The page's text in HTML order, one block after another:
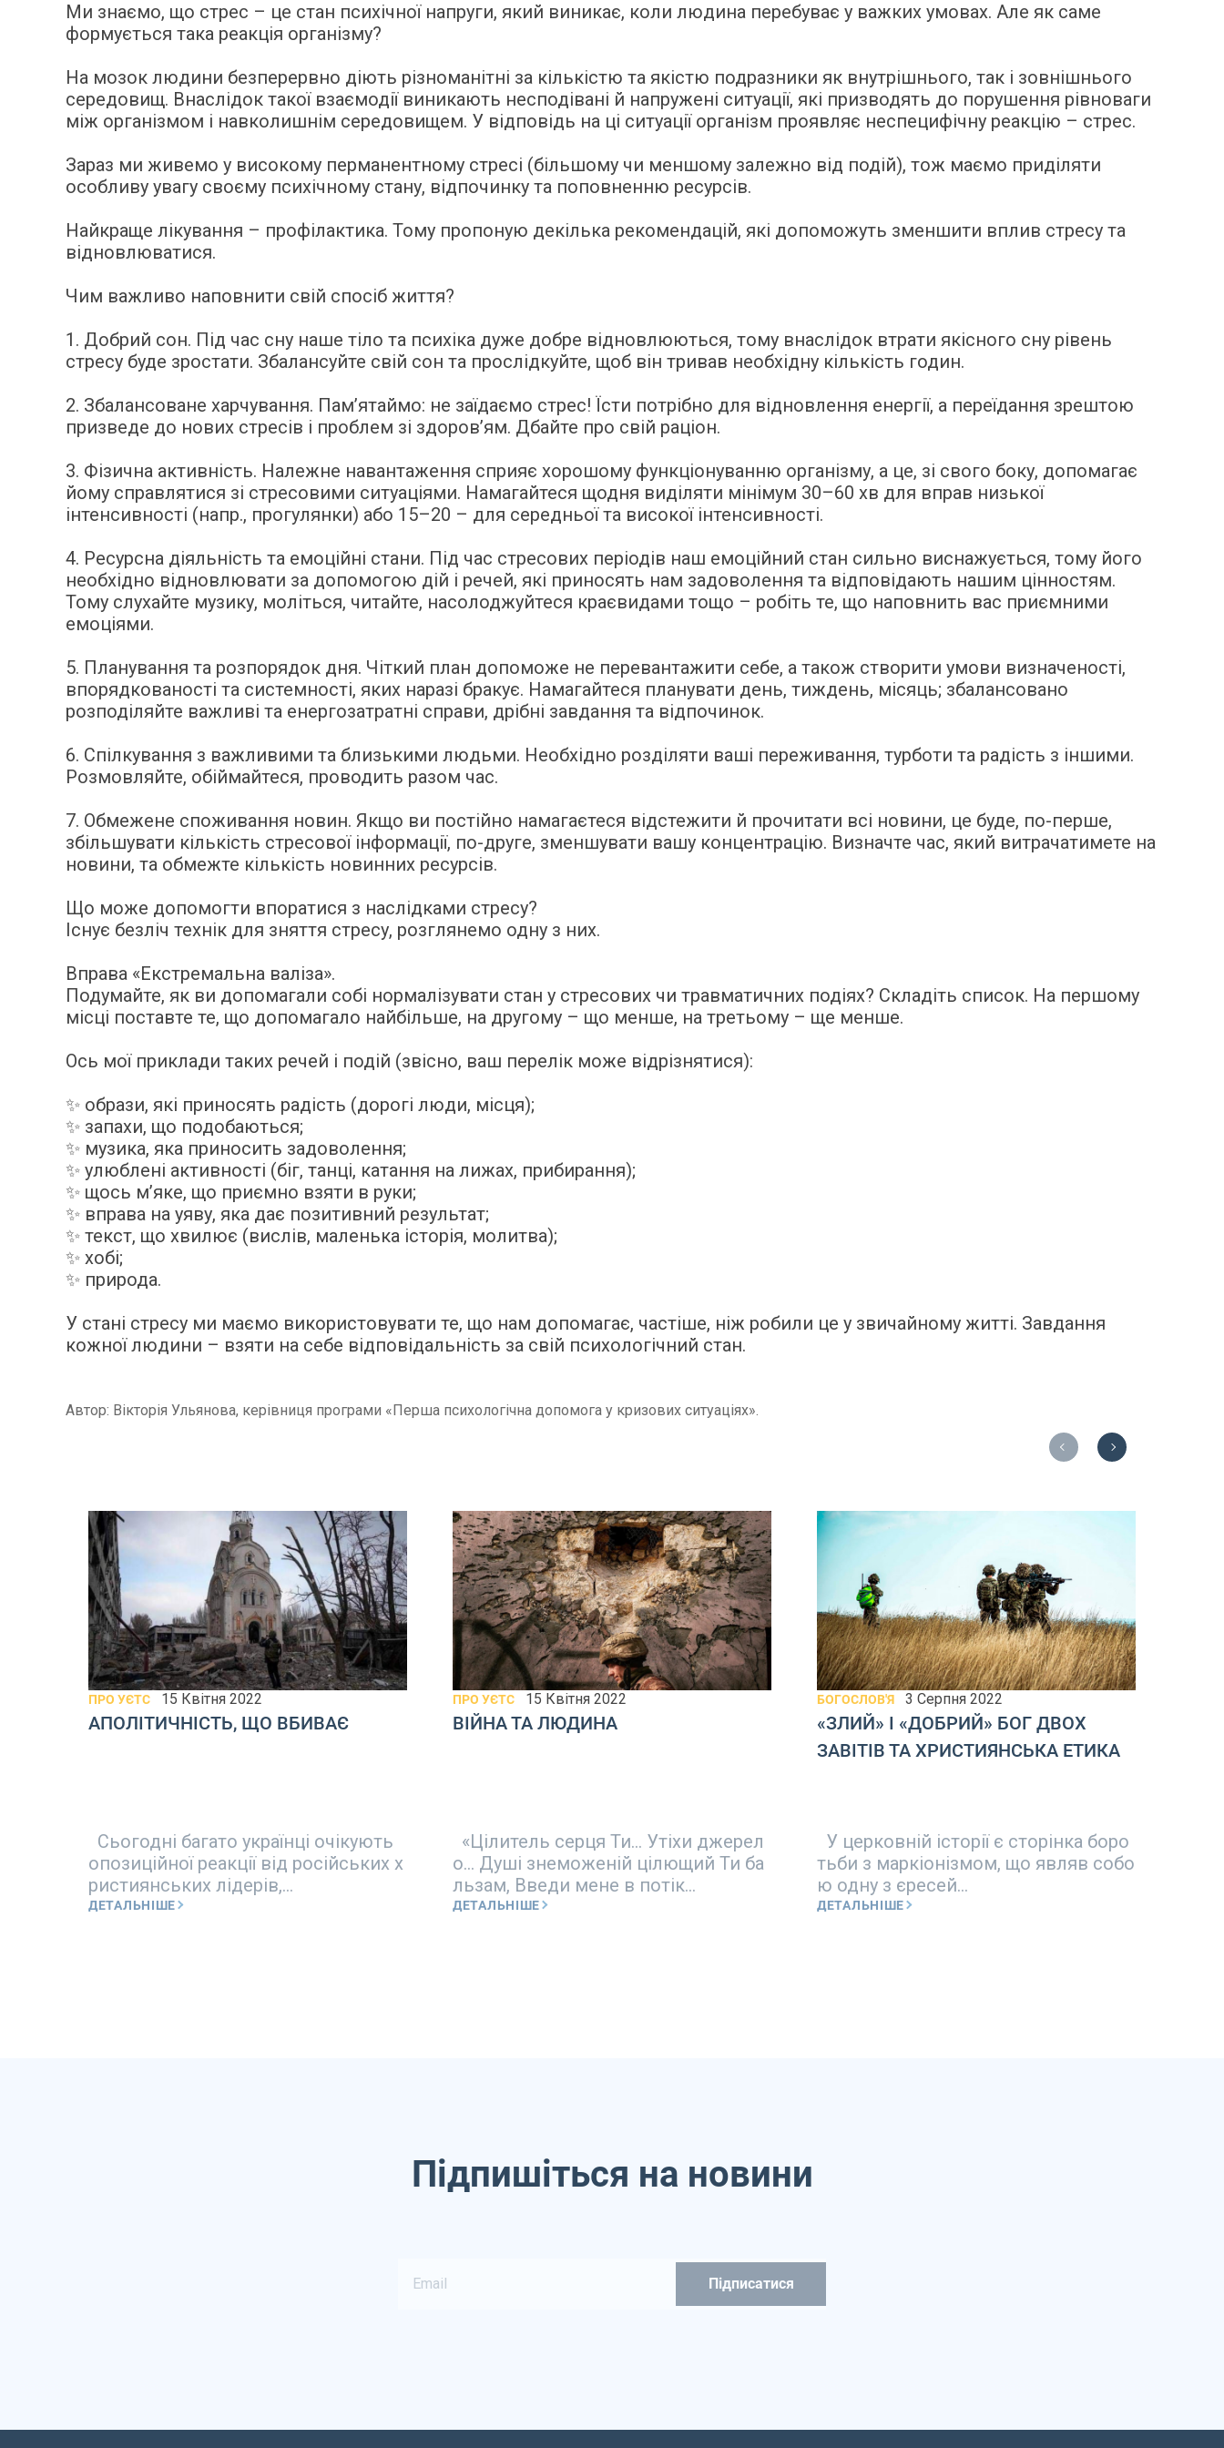
Ми знаємо, що стрес – це стан психічної напруги, який виникає, коли людина перебуває у важких умовах. Але як саме
формується така реакція організму?
На мозок людини безперервно діють різноманітні за кількістю та якістю подразники як внутрішнього, так і зовнішнього
середовищ. Внаслідок такої взаємодії виникають несподівані й напружені ситуації, які призводять до порушення рівноваги
між організмом і навколишнім середовищем. У відповідь на ці ситуації організм проявляє неспецифічну реакцію – стрес.
Зараз ми живемо у високому перманентному стресі (більшому чи меншому залежно від подій), тож маємо приділяти
особливу увагу своєму психічному стану, відпочинку та поповненню ресурсів.
Найкраще лікування – профілактика. Тому пропоную декілька рекомендацій, які допоможуть зменшити вплив стресу та
відновлюватися.
Чим важливо наповнити свій спосіб життя?
1. Добрий сон. Під час сну наше тіло та психіка дуже добре відновлюються, тому внаслідок втрати якісного сну рівень
стресу буде зростати. Збалансуйте свій сон та прослідкуйте, щоб він тривав необхідну кількість годин.
2. Збалансоване харчування. Пам’ятаймо: не заїдаємо стрес! Їсти потрібно для відновлення енергії, а переїдання зрештою
призведе до нових стресів і проблем зі здоров’ям. Дбайте про свій раціон.
3. Фізична активність. Належне навантаження сприяє хорошому функціонуванню організму, а це, зі свого боку, допомагає
йому справлятися зі стресовими ситуаціями. Намагайтеся щодня виділяти мінімум 30–60 хв для вправ низької
інтенсивності (напр., прогулянки) або 15–20 – для середньої та високої інтенсивності.
4. Ресурсна діяльність та емоційні стани. Під час стресових періодів наш емоційний стан сильно виснажується, тому його
необхідно відновлювати за допомогою дій і речей, які приносять нам задоволення та відповідають нашим цінностям.
Тому слухайте музику, моліться, читайте, насолоджуйтеся краєвидами тощо – робіть те, що наповнить вас приємними
емоціями.
5. Планування та розпорядок дня. Чіткий план допоможе не перевантажити себе, а також створити умови визначеності,
впорядкованості та системності, яких наразі бракує. Намагайтеся планувати день, тиждень, місяць; збалансовано
розподіляйте важливі та енергозатратні справи, дрібні завдання та відпочинок.
6. Спілкування з важливими та близькими людьми. Необхідно розділяти ваші переживання, турботи та радість з іншими.
Розмовляйте, обіймайтеся, проводить разом час.
7. Обмежене споживання новин. Якщо ви постійно намагаєтеся відстежити й прочитати всі новини, це буде, по-перше,
збільшувати кількість стресової інформації, по-друге, зменшувати вашу концентрацію. Визначте час, який витрачатимете на
новини, та обмежте кількість новинних ресурсів.
Що може допомогти впоратися з наслідками стресу?
Існує безліч технік для зняття стресу, розглянемо одну з них.
Вправа «Екстремальна валіза».
Подумайте, як ви допомагали собі нормалізувати стан у стресових чи травматичних подіях? Складіть список. На першому
місці поставте те, що допомагало найбільше, на другому – що менше, на третьому – ще менше.
Ось мої приклади таких речей і подій (звісно, ваш перелік може відрізнятися):
✨ образи, які приносять радість (дорогі люди, місця);
✨ запахи, що подобаються;
✨ музика, яка приносить задоволення;
✨ улюблені активності (біг, танці, катання на лижах, прибирання);
✨ щось м’яке, що приємно взяти в руки;
✨ вправа на уяву, яка дає позитивний результат;
✨ текст, що хвилює (вислів, маленька історія, молитва);
✨ хобі;
✨ природа.
У стані стресу ми маємо використовувати те, що нам допомагає, частіше, ніж робили це у звичайному житті. Завдання
кожної людини – взяти на себе відповідальність за свій психологічний стан.
Автор: Вікторія Ульянова, керівниця програми «Перша психологічна допомога у кризових ситуаціях».
Previous
ПРО УЄТС 15 Квітня 2022
АПОЛІТИЧНІСТЬ, ЩО ВБИВАЄ
Сьогодні багато українці очікують
опозиційної реакції від російських х
ристиянських лідерів,...
ДЕТАЛЬНІШЕ
ПРО УЄТС 15 Квітня 2022
ВІЙНА ТА ЛЮДИНА
«Цілитель серця Ти… Утіхи джерел
о… Душі знеможеній цілющий Ти ба
льзам, Введи мене в потік...
ДЕТАЛЬНІШЕ
БОГОСЛОВ'Я 3 Серпня 2022
«ЗЛИЙ» І «ДОБРИЙ» БОГ ДВОХ
ЗАВІТІВ ТА ХРИСТИЯНСЬКА ЕТИКА
У церковній історії є сторінка боро
тьби з маркіонізмом, що являв собо
ю одну з єресей...
ДЕТАЛЬНІШЕ
Next
Підпишіться на новини